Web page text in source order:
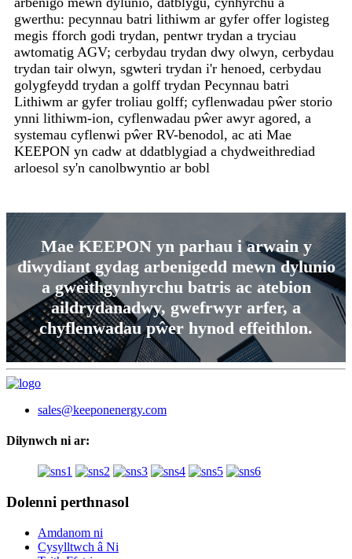
gwerthu: pecynnau batri lithiwm ar gyfer offer logisteg
megis fforch godi trydan, pentwr trydan a tryciau
awtomatig AGV; cerbydau trydan dwy olwyn, cerbydau
trydan tair olwyn, sgwteri trydan i'r henoed, cerbydau
golygfeydd trydan a golff trydan Pecynnau batri
Lithiwm ar gyfer troliau golff; cyflenwadau pŵer storio
ynni lithiwm-ion, cyflenwadau pŵer awyr agored, a
systemau cyflenwi pŵer RV-benodol, ac ati Mae
KEEPON ​​​​yn cadw at ddatblygiad a chydweithrediad
arloesol sy'n canolbwyntio ar bobl
Mae KEEPON ​​yn parhau i arwain y
diwydiant gydag arbenigedd mewn dylunio
a gweithgynhyrchu batris ac atebion
aildrydanadwy, gwefrwyr arfer, a
chyflenwadau pŵer hynod effeithlon.
sales@keeponenergy.com
Dilynwch ni ar:
Dolenni perthnasol
Amdanom ni
Cysylltwch â Ni